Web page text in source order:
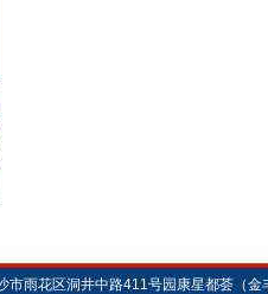
市雨花区洞井中路411号园康星都荟（